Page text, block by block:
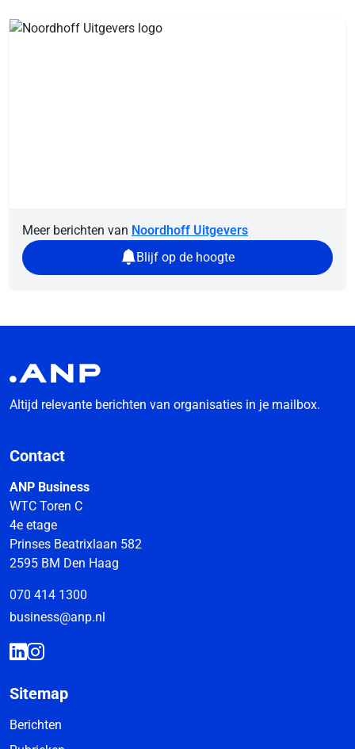
Meer berichten van Noordhoff Uitgevers
Blijf op de hoogte
Altijd relevante berichten van organisaties in je mailbox.
Contact
ANP Business
WTC Toren C
4e etage
Prinses Beatrixlaan 582
2595 BM Den Haag
070 414 1300
business@anp.nl
Sitemap
Berichten